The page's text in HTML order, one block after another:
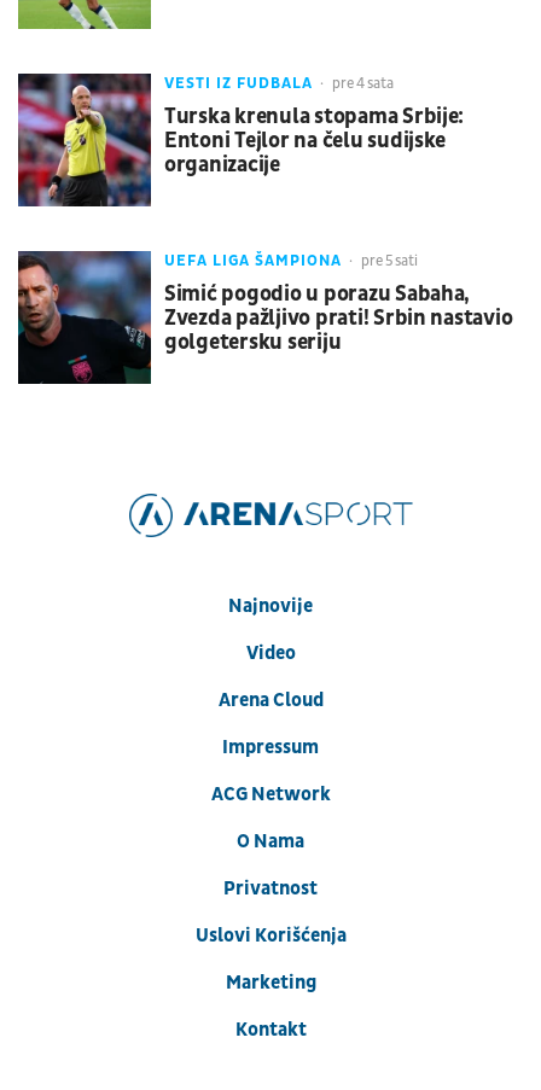
VESTI IZ FUDBALA pre 4 sata
Turska krenula stopama Srbije:
Entoni Tejlor na čelu sudijske
organizacije
UEFA LIGA ŠAMPIONA pre 5 sati
Simić pogodio u porazu Sabaha,
Zvezda pažljivo prati! Srbin nastavio
golgetersku seriju
Najnovije
Video
Arena Cloud
Impressum
ACG Network
O Nama
Privatnost
Uslovi Korišćenja
Marketing
Kontakt